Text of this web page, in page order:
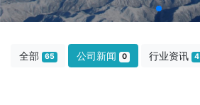
全部 65 公司新闻 0 行业资讯 4